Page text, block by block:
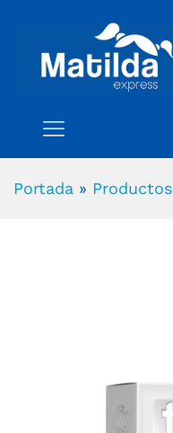
Portada » Productos